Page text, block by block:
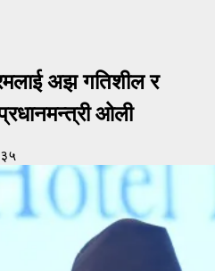
अझ गतिशील र
ओली